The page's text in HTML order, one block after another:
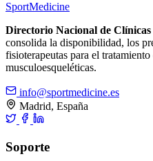
SportMedicine
Directorio Nacional de
consolida la disponibilidad, los
fisioterapeutas para el
musculoesqueléticas.
info@sportmedicine.es
Madrid, España
Soporte